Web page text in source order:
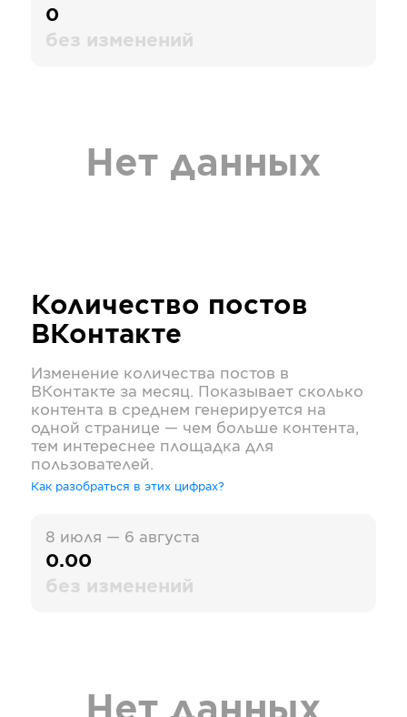
0
без изменений
Нет данных
Количество постов
ВКонтакте
Изменение количества постов в
ВКонтакте за месяц. Показывает сколько
контента в среднем генерируется на
одной странице — чем больше контента,
тем интереснее площадка для
пользователей.
Как разобраться в этих цифрах?
8 июля — 6 августа
0.00
без изменений